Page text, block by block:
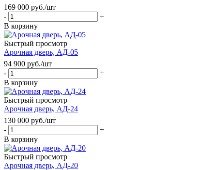
169 000 руб./шт
-
+
В корзину
Быстрый просмотр
Арочная дверь, АД-05
94 900 руб./шт
-
+
В корзину
Быстрый просмотр
Арочная дверь, АД-24
130 000 руб./шт
-
+
В корзину
Быстрый просмотр
Арочная дверь, АД-20